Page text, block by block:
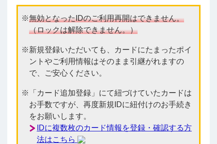
無効となったIDのご利用再開はできません。
（ロックは解除できません。）
新規登録いただいても、カードにたまったポイ
ントやご利用情報はそのまま引継がれますの
で、ご安心ください。
「カード追加登録」にて紐づけていたカードは
お手数ですが、再度新規IDに紐付けのお手続き
をお願いします。
IDに複数枚のカード情報を登録・確認する方
法はこちら